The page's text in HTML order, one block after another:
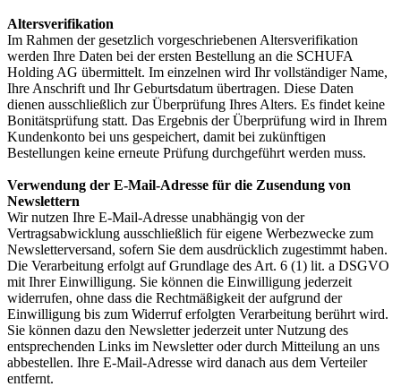
Altersverifikation
Im Rahmen der gesetzlich vorgeschriebenen Altersverifikation
werden Ihre Daten bei der ersten Bestellung an die SCHUFA
Holding AG übermittelt. Im einzelnen wird Ihr vollständiger Name,
Ihre Anschrift und Ihr Geburtsdatum übertragen. Diese Daten
dienen ausschließlich zur Überprüfung Ihres Alters. Es findet keine
Bonitätsprüfung statt. Das Ergebnis der Überprüfung wird in Ihrem
Kundenkonto bei uns gespeichert, damit bei zukünftigen
Bestellungen keine erneute Prüfung durchgeführt werden muss.
Verwendung der E-Mail-Adresse für die Zusendung von
Newslettern
Wir nutzen Ihre E-Mail-Adresse unabhängig von der
Vertragsabwicklung ausschließlich für eigene Werbezwecke zum
Newsletterversand, sofern Sie dem ausdrücklich zugestimmt haben.
Die Verarbeitung erfolgt auf Grundlage des Art. 6 (1) lit. a DSGVO
mit Ihrer Einwilligung. Sie können die Einwilligung jederzeit
widerrufen, ohne dass die Rechtmäßigkeit der aufgrund der
Einwilligung bis zum Widerruf erfolgten Verarbeitung berührt wird.
Sie können dazu den Newsletter jederzeit unter Nutzung des
entsprechenden Links im Newsletter oder durch Mitteilung an uns
abbestellen. Ihre E-Mail-Adresse wird danach aus dem Verteiler
entfernt.